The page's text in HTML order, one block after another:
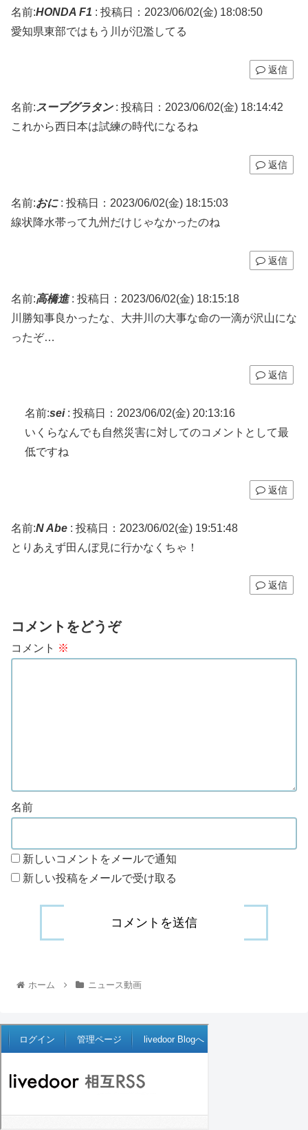
名前:HONDA F1 : 投稿日：2023/06/02(金) 18:08:50
愛知県東部ではもう川が氾濫してる
返信
名前:スープグラタン: 投稿日：2023/06/02(金) 18:14:42
これから西日本は試練の時代になるね
返信
名前:おに: 投稿日：2023/06/02(金) 18:15:03
線状降水帯って九州だけじゃなかったのね
返信
名前:高橋進: 投稿日：2023/06/02(金) 18:15:18
川勝知事良かったな、大井川の大事な命の一滴が沢山にな
ったぞ…
返信
名前:sei: 投稿日：2023/06/02(金) 20:13:16
いくらなんでも自然災害に対してのコメントとして最
低ですね
返信
名前:N Abe : 投稿日：2023/06/02(金) 19:51:48
とりあえず田んぼ見に行かなくちゃ！
返信
コメントをどうぞ
コメント ※
名前
新しいコメントをメールで通知
新しい投稿をメールで受け取る
ホーム ニュース動画